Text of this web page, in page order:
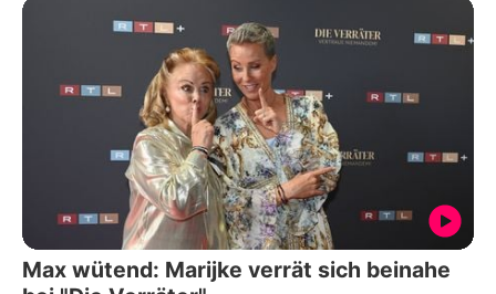
Max wütend: Marijke verrät sich beinahe